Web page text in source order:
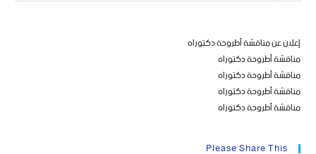
إعلان عن مناقشة أطروحة دكتوراه
مناقشة أطروحة دكتوراه
مناقشة أطروحة دكتوراه
مناقشة أطروحة دكتوراه
مناقشة أطروحة دكتوراه
Please Share This